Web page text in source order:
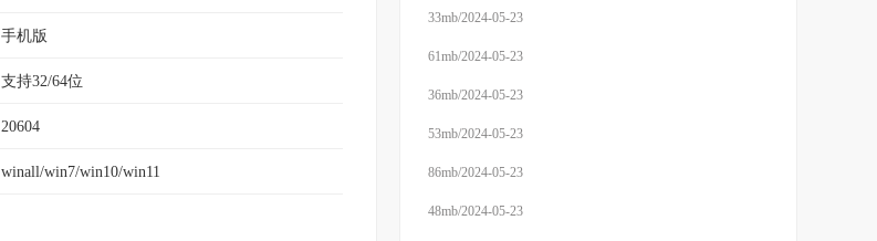
手机版
支持32/64位
20604
winall/win7/win10/win11
33mb/2024-05-23
61mb/2024-05-23
36mb/2024-05-23
53mb/2024-05-23
86mb/2024-05-23
48mb/2024-05-23